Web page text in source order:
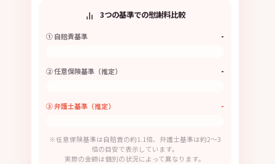
3つの基準での慰謝料比較
① 自賠責基準 -
② 任意保険基準（推定） -
③ 弁護士基準（推定） -
※任意保険基準は自賠責の約1.1倍、弁護士基準は約2〜3
倍の目安で表示しています。
実際の金額は個別の状況によって異なります。